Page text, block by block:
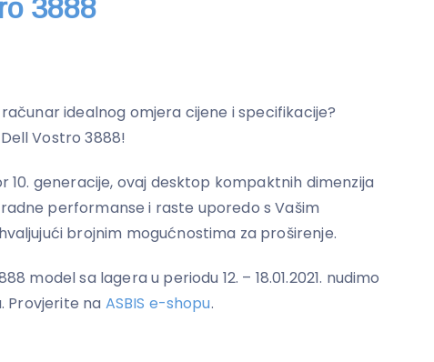
3888
idealnog omjera cijene i specifikacije?
Vostro 3888!
10. generacije, ovaj desktop kompaktnih dimenzija
performanse i raste uporedo s Vašim
brojnim mogućnostima za proširenje.
model sa lagera u periodu 12. – 18.01.2021. nudimo
Provjerite na ASBIS e-shopu.